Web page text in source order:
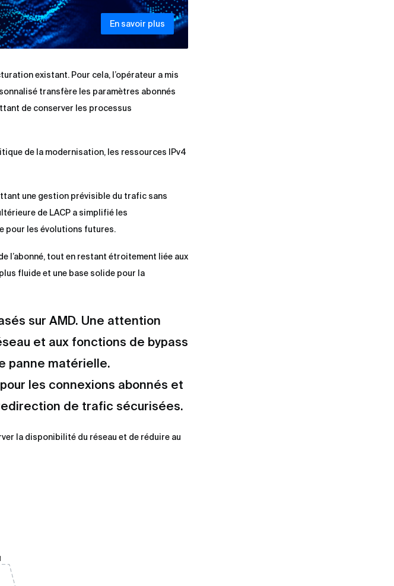
En savoir plus
existant. Pour cela, l’opérateur a mis
transfère les paramètres abonnés
de conserver les processus
de la modernisation, les ressources IPv4
une gestion prévisible du trafic sans
de LACP a simplifié les
pour les évolutions futures.
l’abonné, tout en restant étroitement liée aux
fluide et une base solide pour la
sur AMD. Une attention
et aux fonctions de bypass
panne matérielle.
les connexions abonnés et
de trafic sécurisées.
la disponibilité du réseau et de réduire au